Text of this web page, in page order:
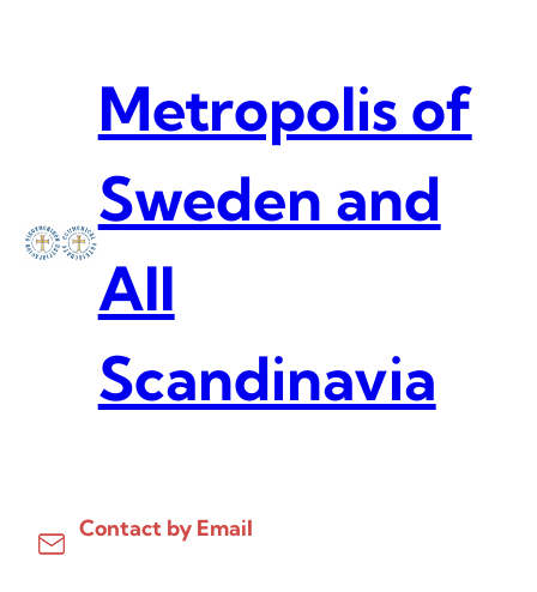
Metropolis of
Sweden and
All
Scandinavia
Contact by Email